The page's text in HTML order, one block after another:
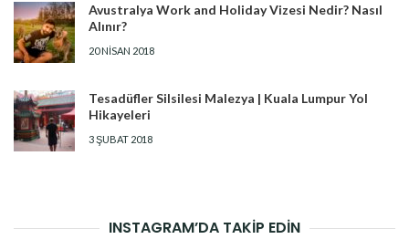
Avustralya Work and Holiday Vizesi Nedir? Nasıl
Alınır?
20 NISAN 2018
Tesadüfler Silsilesi Malezya | Kuala Lumpur Yol
Hikayeleri
3 ŞUBAT 2018
INSTAGRAM’DA TAKİP EDİN